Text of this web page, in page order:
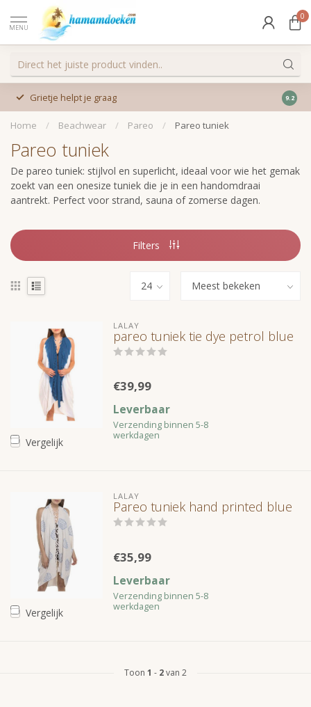
MENU
0
Grietje helpt je graag 9.2
Home / Beachwear / Pareo / Pareo tuniek
Pareo tuniek
De pareo tuniek: stijlvol en superlicht, ideaal voor wie het gemak
zoekt van een onesize tuniek die je in een handomdraai
aantrekt. Perfect voor strand, sauna of zomerse dagen.
Filters
Vergelijk
LALAY
pareo tuniek tie dye petrol blue
€39,99
Leverbaar
Verzending binnen 5-8
werkdagen
Vergelijk
LALAY
Pareo tuniek hand printed blue
€35,99
Leverbaar
Verzending binnen 5-8
werkdagen
Toon 1 - 2van 2